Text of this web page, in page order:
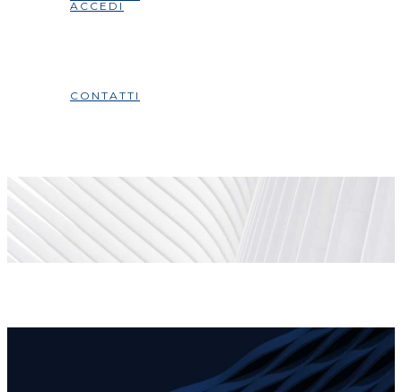
ACCEDI
CONTATTI